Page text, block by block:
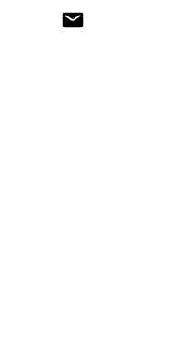
Route de Moutier